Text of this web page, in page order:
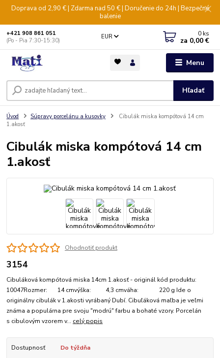
Doprava od 2,90 € | Zdarma nad 50 € | Doručenie do 24h | Bezpečné
balenie
Menu
EUR
Hľadať
+421 908 861 051
(Po - Pia 7:30-15:30)
0 ks
za 0,00 €
Úvod Súpravy porcelánu a kusovky
Cibulák miska kompótová 14 cm
1.akosť
Cibulák miska kompótová 14 cm
1.akosť
Ohodnotiť produkt
3154
Cibuláková kompótová miska 14cm 1.akosť - originál kód produktu:
10047Rozmer: 14 cmvýška: 4,3 cmváha: 220 g Ide o
originálny cibulák v 1.akosti vyrábaný Dubí. Cibuľáková maľba je veľmi
známa a populárna pre svoju "modrú" farbu a bohaté vzory. Porcelán
s cibulovým vzorem v... celý popis
Dostupnosť Do týždňa